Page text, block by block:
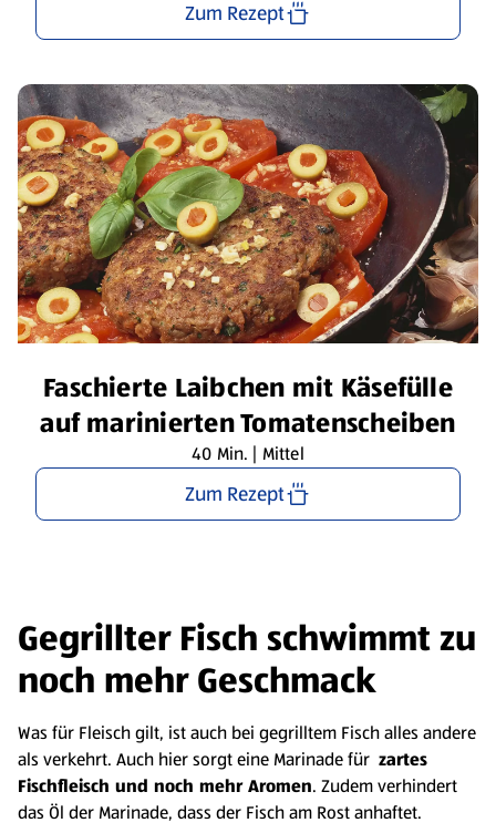
Zum Rezept
Faschierte Laibchen mit Käsefülle
auf marinierten Tomatenscheiben
40 Min. | Mittel
Zum Rezept
Gegrillter Fisch schwimmt zu
noch mehr Geschmack
Was für Fleisch gilt, ist auch bei gegrilltem Fisch alles andere
als verkehrt. Auch hier sorgt eine Marinade für zartes
Fischfleisch und noch mehr Aromen. Zudem verhindert
das Öl der Marinade, dass der Fisch am Rost anhaftet.